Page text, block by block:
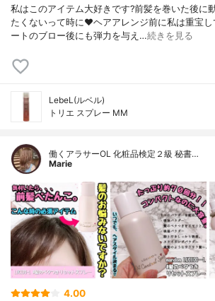
私はこのアイテム大好きです?前髪を巻いた後に
たくないって時に❤︎ヘアアレンジ前に私は重宝
ートのブロー後にも弾力を与え…続きを見る
LebeL(ルベル)
トリエ スプレー MM
働くアラサーOL 化粧品検定２級 秘書…
Marie
4.00